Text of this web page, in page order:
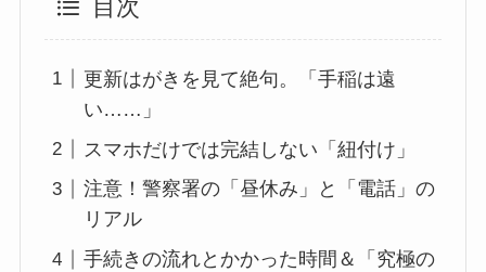
目次
更新はがきを見て絶句。「手稲は遠
い……」
スマホだけでは完結しない「紐付け」
注意！警察署の「昼休み」と「電話」の
リアル
手続きの流れとかかった時間＆「究極の